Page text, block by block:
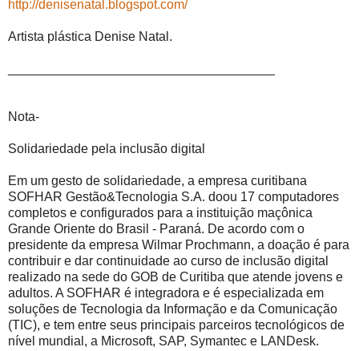
http://denisenatal.blogspot.com/
Artista plástica Denise Natal.
Nota-
Solidariedade pela inclusão digital
Em um gesto de solidariedade, a empresa curitibana
SOFHAR Gestão&Tecnologia S.A. doou 17 computadores
completos e configurados para a instituição maçônica
Grande Oriente do Brasil - Paraná. De acordo com o
presidente da empresa Wilmar Prochmann, a doação é para
contribuir e dar continuidade ao curso de inclusão digital
realizado na sede do GOB de Curitiba que atende jovens e
adultos. A SOFHAR é integradora e é especializada em
soluções de Tecnologia da Informação e da Comunicação
(TIC), e tem entre seus principais parceiros tecnológicos de
nível mundial, a Microsoft, SAP, Symantec e LANDesk.